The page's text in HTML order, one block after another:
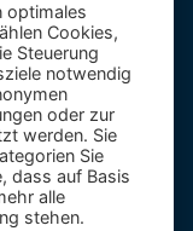
optimales
Cookies,
Steuerung
notwendig
oder zur
werden. Sie
Sie
dass auf Basis
alle
stehen.